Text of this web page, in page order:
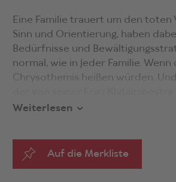
Eine Familie trauert um den toten
Sinn und Orientierung, haben
Bedürfnisse und
normal, wie in jeder Familie.
Chrysothemis heißen würden.
ganze jahrtausendealte Last der
bis in die Gegenwart hineinreichen.
Weiterlesen
Auf die Merkliste